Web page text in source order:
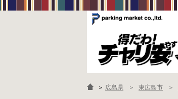
＞ 広島県 東広島市